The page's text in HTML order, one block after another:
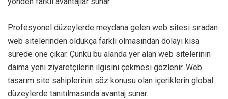
Profesyonel düzeylerde meydana gelen web sitesi sıradan
web sitelerinden oldukça farklı olmasından dolayı kısa
sürede öne çıkar. Çünkü bu alanda yer alan web sitelerinin
daima yeni ziyaretçilerin ilgisini çekmesi gözlenir. Web
tasarım site sahiplerinin söz konusu olan içeriklerin global
düzeylerde tanıtılmasında avantaj sunar.